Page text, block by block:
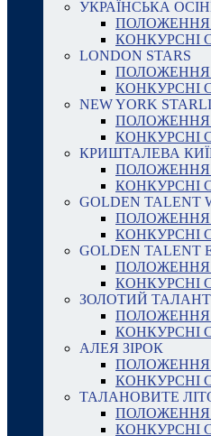
УКРАЇНСЬКА
ПОЛОЖЕННЯ
КОНКУРСНІ
LONDON STARS
ПОЛОЖЕННЯ
КОНКУРСНІ
NEW YORK
ПОЛОЖЕННЯ
КОНКУРСНІ
КРИШТАЛЕВА
ПОЛОЖЕННЯ
КОНКУРСНІ
GOLDEN TALENT
ПОЛОЖЕННЯ
КОНКУРСНІ
GOLDEN TALENT
ПОЛОЖЕННЯ
КОНКУРСНІ
ЗОЛОТИЙ ТАЛАНТ
ПОЛОЖЕННЯ
КОНКУРСНІ
АЛЕЯ ЗІРОК
ПОЛОЖЕННЯ
КОНКУРСНІ
ТАЛАНОВИТЕ
ПОЛОЖЕННЯ
КОНКУРСНІ